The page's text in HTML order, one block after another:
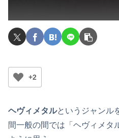
+2
ヘヴィメタルというジャンル
間一般の間では「ヘヴィメタ